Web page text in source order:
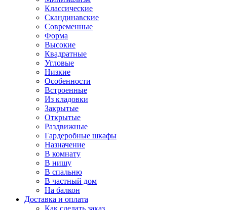
Классические
Скандинавские
Современные
Форма
Высокие
Квадратные
Угловые
Низкие
Особенности
Встроенные
Из кладовки
Закрытые
Открытые
Раздвижные
Гардеробные шкафы
Назначение
В комнату
В нишу
В спальню
В частный дом
На балкон
Доставка и оплата
Как сделать заказ